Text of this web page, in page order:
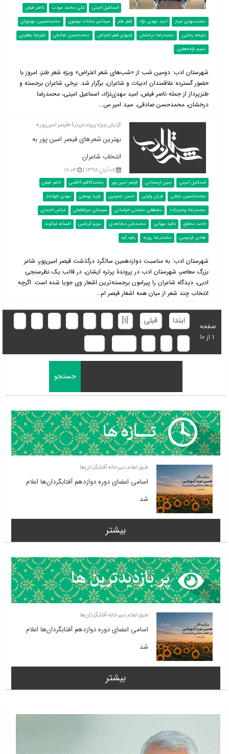
اسماعیل امینی علی محمد مودب
ناصر فیض
محمدمهدی سیار
امید مهدی نژاد شعر طنز سیدامیر سادات موسوی
محمدحسین مهدویان
ملیحه رجایی
محمدرضا درخشان شبهای شعر اعتراض محمدحسن صادقی
علیرضا یعقوبی
نسیم نژادجعفری
شهرستان ادب: دومین شب از «شب‌های شعر اعتراض» ویژه شعر طنز، امروز با
حضور گسترده علاقمندان ادبیات و شاعران، برگزار شد. برخی شاعران برجسته و
طنزپرداز از جمله ناصر فیض، امید مهدی‌نژاد، اسماعیل امینی، محمدرضا
درخشان، محمدحسن صادقی، سید امیر س...
گزارش ویژه پرونده‌پرترۀ «قیصر امین‌پور»
بهترین شعرهای قیصر امین پور به
انتخاب شاعران
۰۸ آبان ۱۳۹۸ | ۱۶:۰۲
اسماعیل امینی مبین اردستانی قیصر امین پور محمدکاظم کاظمی
ناصر فیض
محمدحسین نجفی
قربان ولیئی حسن صنوبری فریبا یوسفی
مهدی جهاندار
محمدرضا وحیدزاده
مصطفی محدثی خراسانی سیدعلی میرافضلی
عباس احمدی
حامد محقق
عالیه مهرابی محمدعلی مجاهدی مریم کرباسی
افسانه غیاثوند
هادی فردوسی
محمدرضا روزبه رقیه کیه
شهرستان ادب: به مناسبت دوازدهمین سالگرد درگذشت قیصر امین­‌پور، شاعر
بزرگ معاصر، شهرستان ادب در پروندۀ پرتره ایشان، در قالب یک نظرسنجی
ادبی، دیدگاه شاعران را پیرامون برجسته‌ترین اشعار وی جویا شده است. اگرچه
انتخاب چند شعر از میان همه اشعار قیصر ام...
صفحه
1 از 10
ابتدا قبلی [1]
طبق اعلام دبیرخانه آفتابگردان‌ها
اسامی اعضای دوره دوازدهم آفتابگردان‌ها اعلام
شد
بیشتر
طبق اعلام دبیرخانه آفتابگردان‌ها
اسامی اعضای دوره دوازدهم آفتابگردان‌ها اعلام
شد
بیشتر